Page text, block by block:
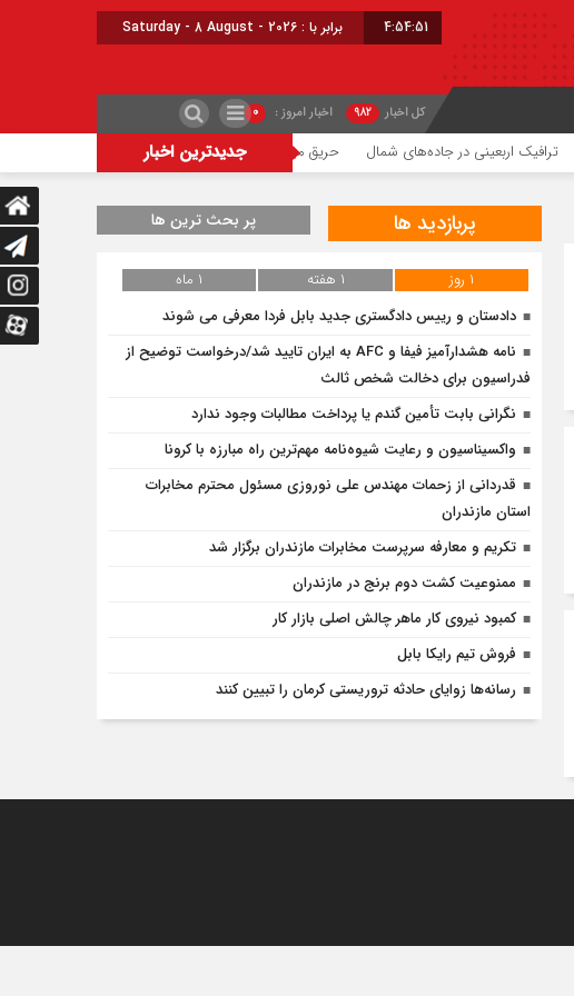
4:54:51 برابر با : Saturday - 8 August - 2026
کل اخبار ۹۸۲ اخبار امروز : ۰
جدیدترین اخبار ترافیک اربعینی در جاده‌های شمال حریق میانکاله با پشتیبانی هوایی مهار شد
پربازدید ها پر بحث ترین ها
۱ روز ۱ هفته
۱ ماه
دادستان و رییس دادگستری جدید بابل فردا معرفی می شوند
نامه هشدارآمیز فیفا و AFC به ایران تایید شد/درخواست توضیح از
فدراسیون برای دخالت شخص ثالث
نگرانی بابت تأمین گندم یا پرداخت مطالبات وجود ندارد
واکسیناسیون و رعایت شیوه‌نامه مهم‌ترین راه مبارزه با کرونا
قدردانی از زحمات مهندس علی نوروزی مسئول محترم مخابرات
استان مازندران
تکریم و معارفه سرپرست مخابرات مازندران برگزار شد
ممنوعیت کشت دوم برنج در مازندران
کمبود نیروی کار ماهر چالش اصلی بازار کار
فروش تیم رایکا بابل
رسانه‌ها زوایای حادثه تروریستی کرمان را تبیین کنند